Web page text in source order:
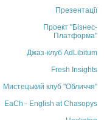
Презентації
Проект "Бізнес-
Платформа"
Джаз-клуб AdLibitum
Fresh Insights
Мистецький клуб "Обличчя"
EaCh - English at Chasopys